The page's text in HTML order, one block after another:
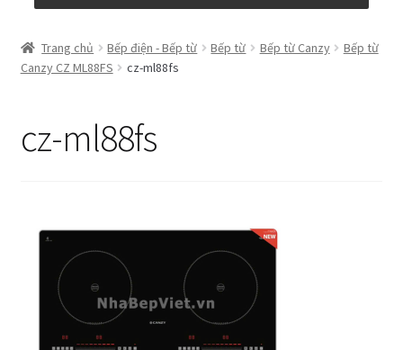
Cửa hàng
Giỏ hàng
Trang Mẫu
Trang chủ Bếp điện - Bếp từ Bếp từ Bếp từ Canzy
Bếp từ
Canzy CZ ML88FS
cz-ml88fs
cz-ml88fs